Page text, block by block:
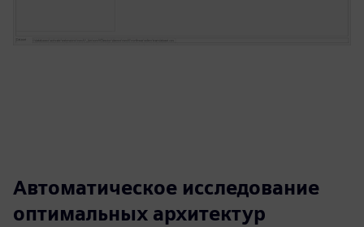
Автоматическое исследование
оптимальных архитектур